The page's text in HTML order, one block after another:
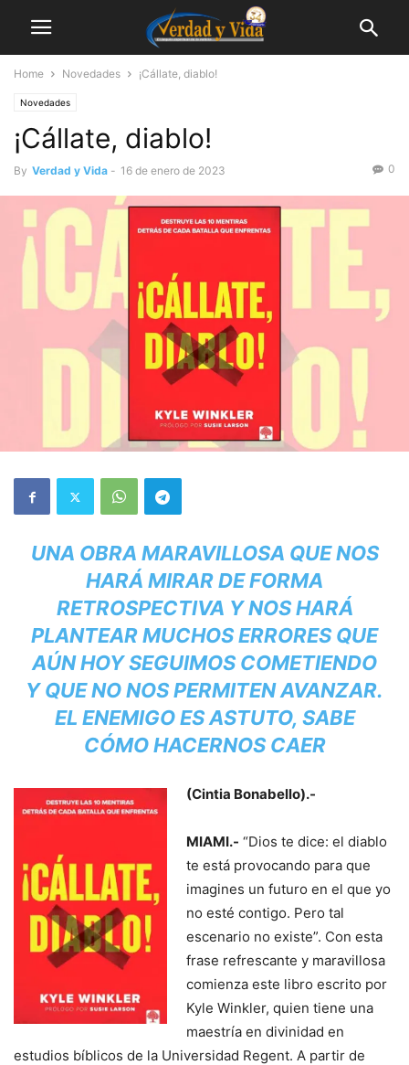
Home Novedades ¡Cállate, diablo!
Novedades
¡Cállate, diablo!
By Verdad y Vida - 16 de enero de 2023 0
UNA OBRA MARAVILLOSA QUE NOS
HARÁ MIRAR DE FORMA
RETROSPECTIVA Y NOS HARÁ
PLANTEAR MUCHOS ERRORES QUE
AÚN HOY SEGUIMOS COMETIENDO
Y QUE NO NOS PERMITEN AVANZAR.
EL ENEMIGO ES ASTUTO, SABE
CÓMO HACERNOS CAER
(Cintia Bonabello).-
MIAMI.- “Dios te dice: el diablo
te está provocando para que
imagines un futuro en el que yo
no esté contigo. Pero tal
escenario no existe”. Con esta
frase refrescante y maravillosa
comienza este libro escrito por
Kyle Winkler, quien tiene una
maestría en divinidad en
estudios bíblicos de la Universidad Regent. A partir de